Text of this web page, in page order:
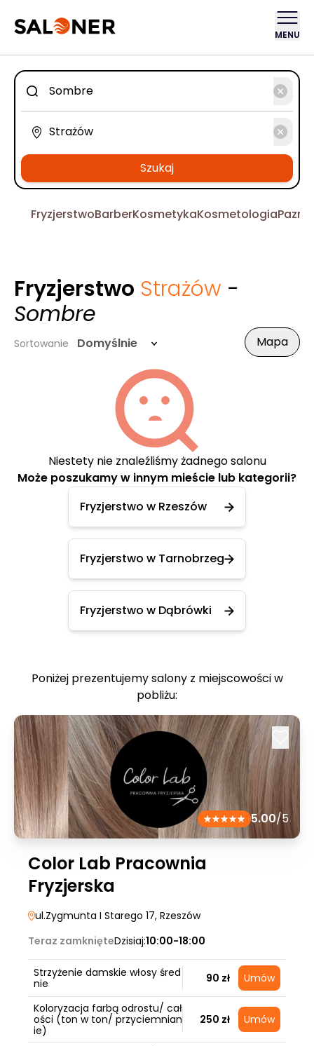
MENU
Szukaj
FryzjerstwoBarberKosmetykaKosmetologia
Fryzjerstwo Strażów -
Sombre
Sortowanie Domyślnie Mapa
Niestety nie znaleźliśmy żadnego salonu
Może poszukamy w innym mieście lub kategorii?
Fryzjerstwo w Rzeszów
Fryzjerstwo w Tarnobrzeg
Fryzjerstwo w Dąbrówki
Poniżej prezentujemy salony z miejscowości w
pobliżu:
5.00/5
Color Lab Pracownia
Fryzjerska
ul.Zygmunta I Starego 17, Rzeszów
Teraz zamknięteDzisiaj:10:00-18:00
Strzyżenie damskie włosy śred
nie
90 zł Umów
Koloryzacja farbą odrostu/ cał
ości (ton w ton/ przyciemnian
ie)
250 zł Umów